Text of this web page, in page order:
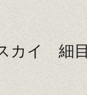
カイ 細